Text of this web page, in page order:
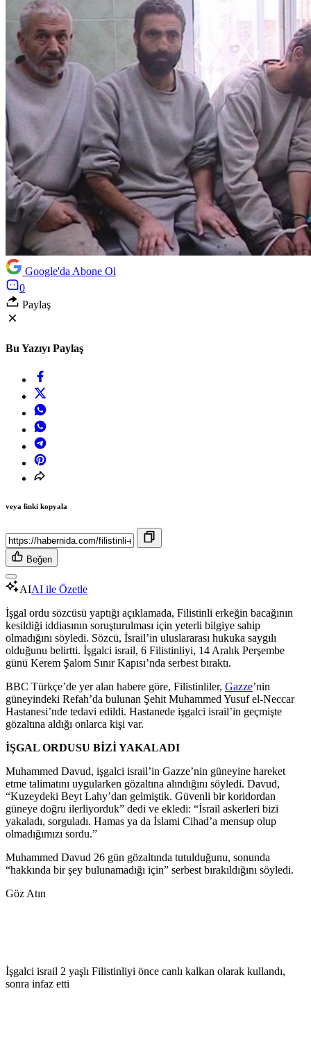
Google'da Abone Ol
0
Paylaş
Bu Yazıyı Paylaş
veya linki kopyala
Beğen
AIAI ile Özetle
İşgal ordu sözcüsü yaptığı açıklamada, Filistinli erkeğin bacağının
kesildiği iddiasının soruşturulması için yeterli bilgiye sahip
olmadığını söyledi. Sözcü, İsrail’in uluslararası hukuka saygılı
olduğunu belirtti. İşgalci israil, 6 Filistinliyi, 14 Aralık Perşembe
günü Kerem Şalom Sınır Kapısı’nda serbest bıraktı.
BBC Türkçe’de yer alan habere göre, Filistinliler, Gazze’nin
güneyindeki Refah’da bulunan Şehit Muhammed Yusuf el-Neccar
Hastanesi’nde tedavi edildi. Hastanede işgalci israil’in geçmişte
gözaltına aldığı onlarca kişi var.
İŞGAL ORDUSU BİZİ YAKALADI
Muhammed Davud, işgalci israil’in Gazze’nin güneyine hareket
etme talimatını uygularken gözaltına alındığını söyledi. Davud,
“Kuzeydeki Beyt Lahy’dan gelmiştik. Güvenli bir koridordan
güneye doğru ilerliyorduk” dedi ve ekledi: “İsrail askerleri bizi
yakaladı, sorguladı. Hamas ya da İslami Cihad’a mensup olup
olmadığımızı sordu.”
Muhammed Davud 26 gün gözaltında tutulduğunu, sonunda
“hakkında bir şey bulunamadığı için” serbest bırakıldığını söyledi.
Göz Atın
İşgalci israil 2 yaşlı Filistinliyi önce canlı kalkan olarak kullandı,
sonra infaz etti